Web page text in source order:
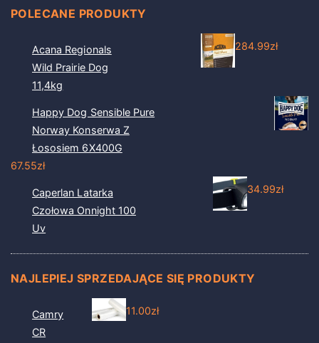
POLECANE PRODUKTY
Acana Regionals
Wild Prairie Dog
11,4kg
284.99zł
Happy Dog Sensible Pure
Norway Konserwa Z
Łososiem 6X400G
67.55zł
Caperlan Latarka
Czołowa Onnight 100
Uv
34.99zł
NAJLEPIEJ SPRZEDAJĄCE SIĘ PRODUKTY
Camry
CR
11.00zł